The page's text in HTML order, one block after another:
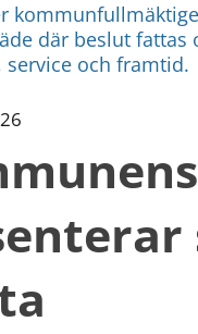
där beslut fattas
service och framtid.